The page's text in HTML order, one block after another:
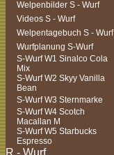
Welpenbilder S - Wurf
Videos S - Wurf
Welpentagebuch S - Wurf
Wurfplanung S-Wurf
S-Wurf W1 Sinalco Cola
Mix
S-Wurf W2 Skyy Vanilla
Bean
S-Wurf W3 Sternmarke
S-Wurf W4 Scotch
Macallan M
S-Wurf W5 Starbucks
Espresso